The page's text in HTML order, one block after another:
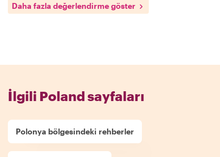
Daha fazla değerlendirme göster
İlgili Poland sayfaları
Polonya bölgesindeki rehberler